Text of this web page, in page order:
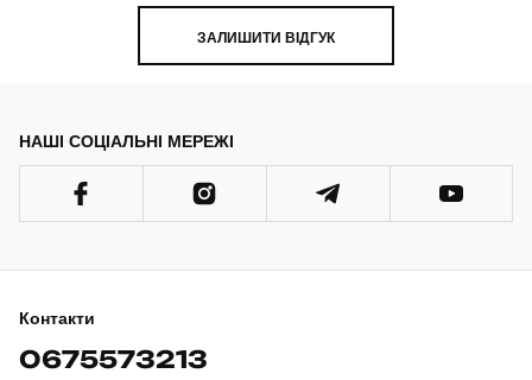
ЗАЛИШИТИ ВІДГУК
НАШІ СОЦІАЛЬНІ МЕРЕЖІ
Контакти
0675573213